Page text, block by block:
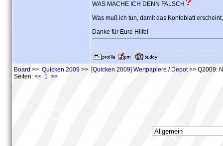
WAS MACHE ICH DENN FALSCH
Was muß ich tun, damit das Kontoblatt
Danke für Eure Hilfe!
Board >> Quicken 2009 >> [Quicken 2009] Wertpapiere / Depot>> Q2009:
Seiten: << 1 >>